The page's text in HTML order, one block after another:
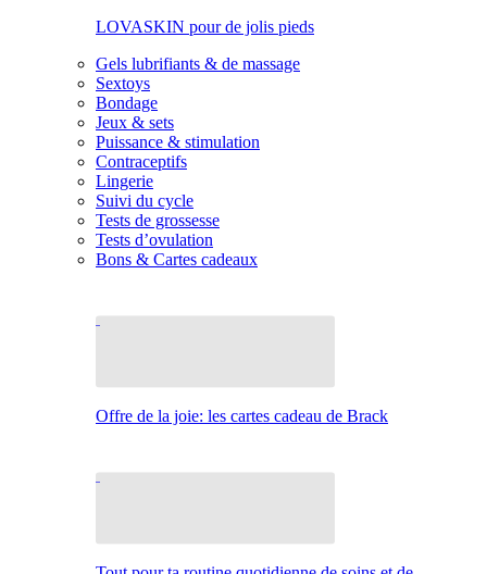
LOVASKIN pour de jolis pieds
Gels lubrifiants & de massage
Sextoys
Bondage
Jeux & sets
Puissance & stimulation
Contraceptifs
Lingerie
Suivi du cycle
Tests de grossesse
Tests d’ovulation
Bons & Cartes cadeaux
Offre de la joie: les cartes cadeau de Brack